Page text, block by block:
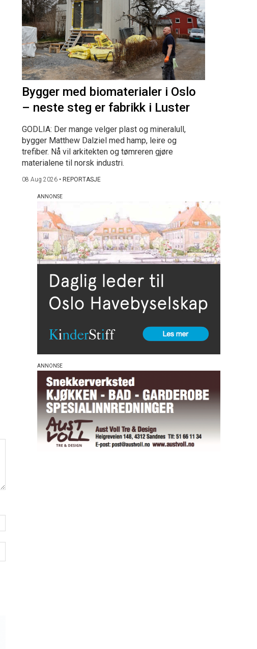
Bygger med biomaterialer i Oslo
– neste steg er fabrikk i Luster
GODLIA: Der mange velger plast og mineralull,
bygger Matthew Dalziel med hamp, leire og
trefiber. Nå vil arkitekten og tømreren gjøre
materialene til norsk industri.
08 Aug 2026 • REPORTASJE